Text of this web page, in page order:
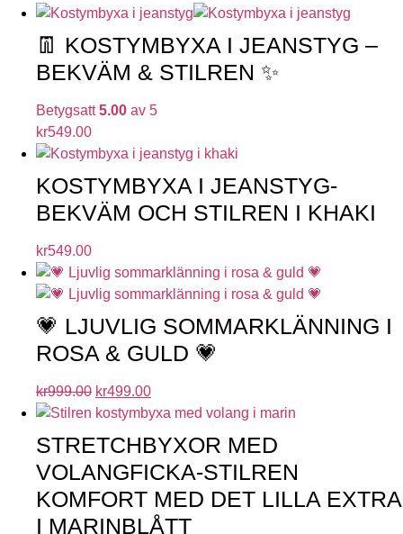
👖 KOSTYMBYXA I JEANSTYG –
BEKVÄM & STILREN ✨
Betygsatt5.00 av 5
kr549.00
KOSTYMBYXA I JEANSTYG-
BEKVÄM OCH STILREN I KHAKI
kr549.00
💗 LJUVLIG SOMMARKLÄNNING I
ROSA & GULD 💗
kr999.00 kr499.00
STRETCHBYXOR MED
VOLANGFICKA-STILREN
KOMFORT MED DET LILLA EXTRA
I MARINBLÅTT